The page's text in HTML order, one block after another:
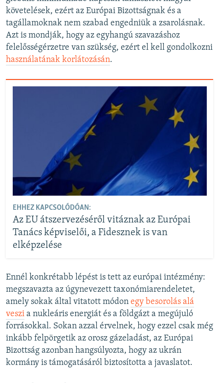
követelések, ezért az Európai Bizottságnak és a
tagállamoknak nem szabad engedniük a zsarolásnak.
Azt is mondják, hogy az egyhangú szavazáshoz
felelősségérzetre van szükség, ezért el kell gondolkozni
használatának korlátozásán.
EHHEZ KAPCSOLÓDÓAN:
Az EU átszervezéséről vitáznak az Európai
Tanács képviselői, a Fidesznek is van
elképzelése
Ennél konkrétabb lépést is tett az európai intézmény:
megszavazta az úgynevezett taxonómiarendeletet,
amely sokak által vitatott módon egy besorolás alá
veszi a nukleáris energiát és a földgázt a megújuló
forrásokkal. Sokan azzal érvelnek, hogy ezzel csak még
inkább felpörgetik az orosz gázeladást, az Európai
Bizottság azonban hangsúlyozta, hogy az ukrán
kormány is támogatásáról biztosította a javaslatot.